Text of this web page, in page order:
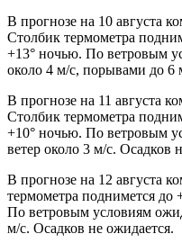
В прогнозе на 10 августа
Столбик термометра
+13° ночью. По ветровым
около 4 м/с, порывами до 6
В прогнозе на 11 августа
Столбик термометра
+10° ночью. По ветровым
ветер около 3 м/с. Осадков
В прогнозе на 12 августа
термометра поднимется до
По ветровым условиям
м/с. Осадков не ожидается.